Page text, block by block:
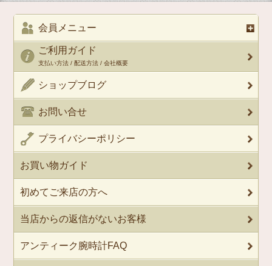
会員メニュー
ご利用ガイド
支払い方法 / 配送方法 / 会社概要
ショップブログ
お問い合せ
プライバシーポリシー
お買い物ガイド
初めてご来店の方へ
当店からの返信がないお客様
アンティーク腕時計FAQ